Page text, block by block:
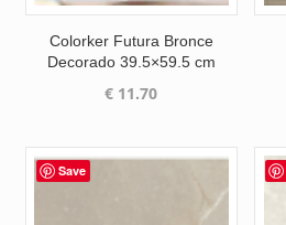
Colorker Futura Bronce
Decorado 39.5×59.5 cm
€ 11.70
Save